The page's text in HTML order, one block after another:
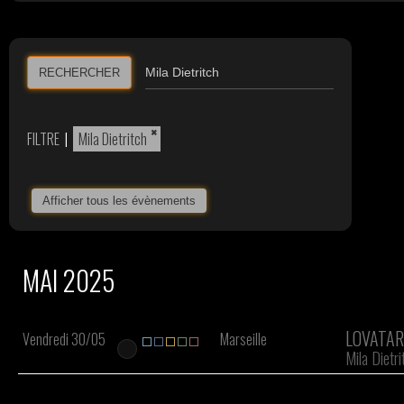
RECHERCHER
FILTRE | ×
Mila Dietritch
Afficher tous les évènements
MAI 2025
Vendredi 30/05 Marseille
Mila